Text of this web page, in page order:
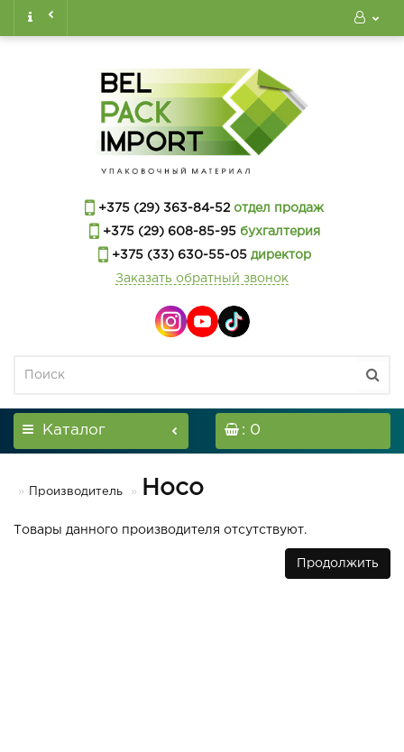
+375 (29) 363-84-52 отдел продаж
+375 (29) 608-85-95бухгалтерия
+375 (33) 630-55-05директор
Заказать обратный звонок
Каталог : 0
Производитель Hoco
Товары данного производителя отсутствуют.
Продолжить